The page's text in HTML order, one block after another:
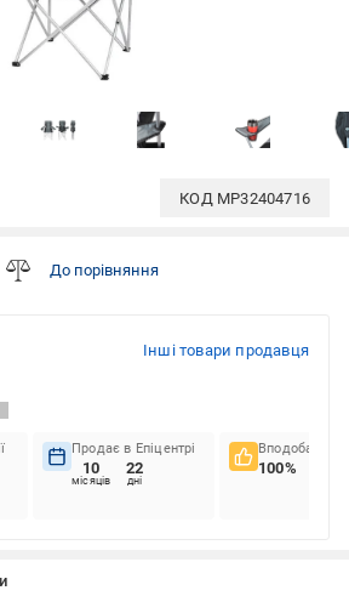
КОД MP32404716
До порівняння
Інші товари продавця
Продає в Епіцентрі
10
місяців
22
дні
Вподобання
100%